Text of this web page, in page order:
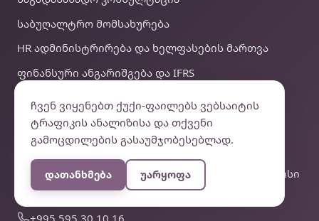
საბუღალტრო მომსახურება
HR ადმინისტრირება და ხელფასების მართვა
ფინანსური ანგარიშგება და IFRS
ᲙᲝᲜᲢᲐᲥᲢᲘ
Axis Towers, ილია ჭავჭავაძის გამზ. 37მ, თბილისი
0179, საქართველო
+995 595 30 10 16
ჩვენ ვიყენებთ ქუქი-ფაილებს ვებსაიტის
ტრაფიკის ანალიზისა და თქვენი
გამოცდილების გასაუმჯობესებლად.
დათანხმება უარყოფა